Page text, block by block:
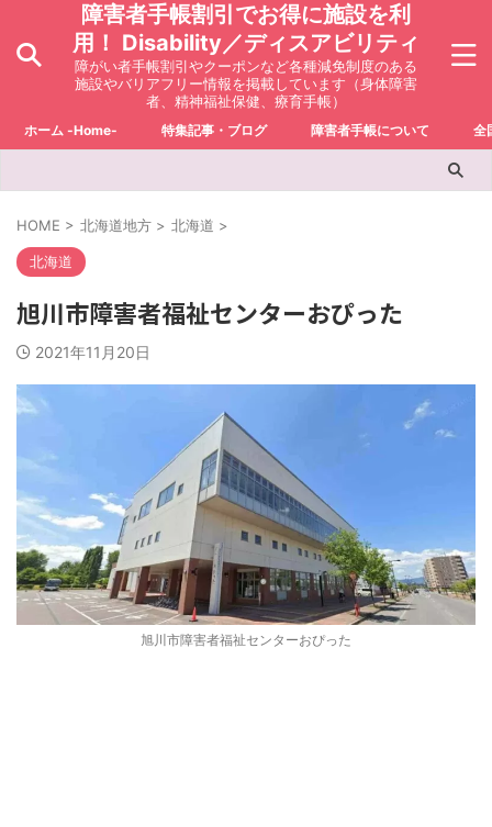
障害者手帳割引でお得に施設を利
用！ Disability／ディスアビリティ
障がい者手帳割引やクーポンなど各種減免制度のある
施設やバリアフリー情報を掲載しています（身体障害
者、精神福祉保健、療育手帳）
ホーム -Home- 特集記事・ブログ 障害者手帳について 全
HOME > 北海道地方 > 北海道 >
北海道
旭川市障害者福祉センターおぴった
2021年11月20日
旭川市障害者福祉センターおぴった